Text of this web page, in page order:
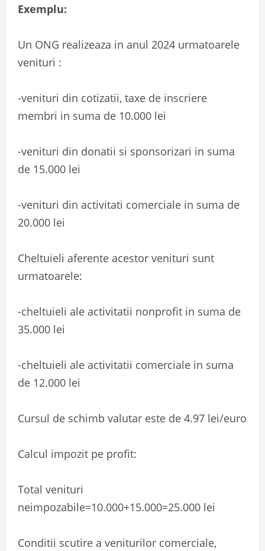
Exemplu:
Un ONG realizeaza in anul 2024 urmatoarele
venituri :
-venituri din cotizatii, taxe de inscriere
membri in suma de 10.000 lei
-venituri din donatii si sponsorizari in suma
de 15.000 lei
-venituri din activitati comerciale in suma de
20.000 lei
Cheltuieli aferente acestor venituri sunt
urmatoarele:
-cheltuieli ale activitatii nonprofit in suma de
35.000 lei
-cheltuieli ale activitatii comerciale in suma
de 12.000 lei
Cursul de schimb valutar este de 4.97 lei/euro
Calcul impozit pe profit:
Total venituri
neimpozabile=10.000+15.000=25.000 lei
Conditii scutire a veniturilor comerciale,